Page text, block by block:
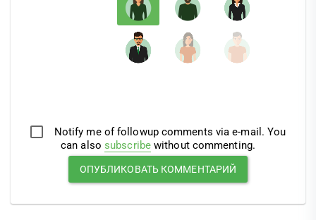
Notify me of followup comments via e-mail. You
can also subscribewithout commenting.